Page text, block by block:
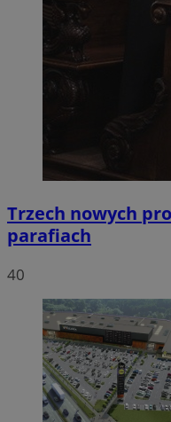
Trzech nowych
parafiach
40